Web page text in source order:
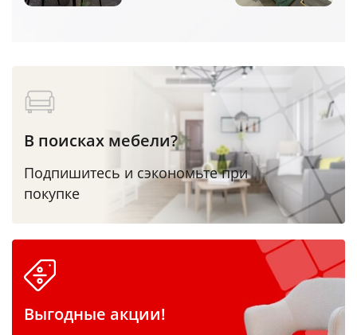
В поисках мебели?
Подпишитесь и сэкономьте при
покупке
Выгодные акции!